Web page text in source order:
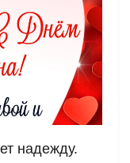
надежду.